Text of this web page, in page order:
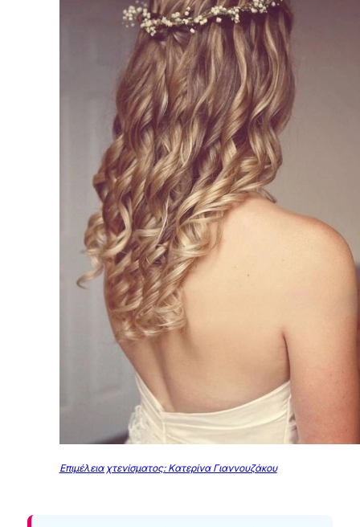
Επιμέλεια χτενίσματος: Κατερίνα Γιαννουζάκου